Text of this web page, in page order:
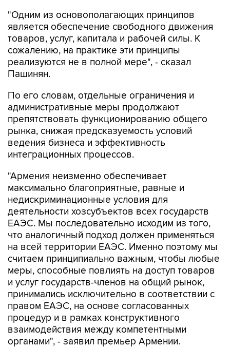
"Одним из основополагающих принципов
является обеспечение свободного движения
товаров, услуг, капитала и рабочей силы. К
сожалению, на практике эти принципы
реализуются не в полной мере", - сказал
Пашинян.
По его словам, отдельные ограничения и
административные меры продолжают
препятствовать функционированию общего
рынка, снижая предсказуемость условий
ведения бизнеса и эффективность
интеграционных процессов.
"Армения неизменно обеспечивает
максимально благоприятные, равные и
недискриминационные условия для
деятельности хозсубъектов всех государств
ЕАЭС. Мы последовательно исходим из того,
что аналогичный подход должен применяться
на всей территории ЕАЭС. Именно поэтому мы
считаем принципиально важным, чтобы любые
меры, способные повлиять на доступ товаров
и услуг государств-членов на общий рынок,
принимались исключительно в соответствии с
правом ЕАЭС, на основе согласованных
процедур и в рамках конструктивного
взаимодействия между компетентными
органами", - заявил премьер Армении.